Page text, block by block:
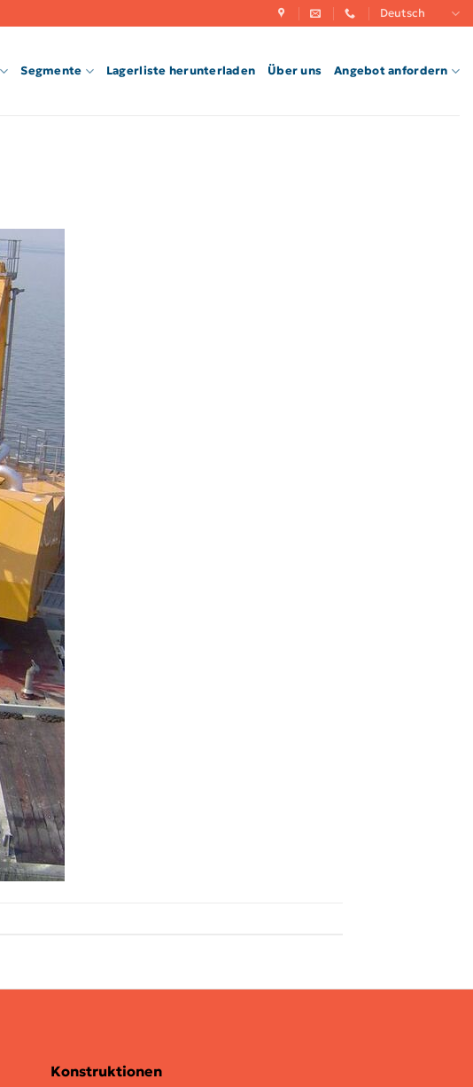
Deutsch
Segmente Lagerliste herunterladen Über uns Angebot anfordern
Konstruktionen